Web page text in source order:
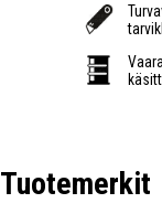
Tuotemerkit